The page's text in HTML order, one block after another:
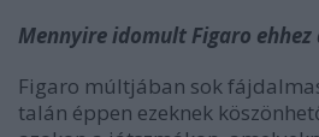
Mennyire idomult Figaro ehhez
Figaro múltjában sok
talán éppen ezeknek